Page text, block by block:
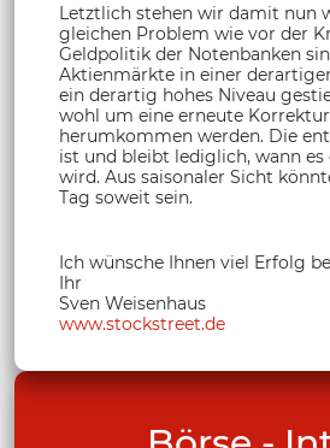
Letztlich stehen wir damit nun
gleichen Problem wie vor der
Geldpolitik der Notenbanken
Aktienmärkte in einer
ein derartig hohes Niveau
wohl um eine erneute
herumkommen werden. Die
ist und bleibt lediglich, wann
wird. Aus saisonaler Sicht
Tag soweit sein.
Ich wünsche Ihnen viel Erfolg
Ihr
Sven Weisenhaus
www.stockstreet.de